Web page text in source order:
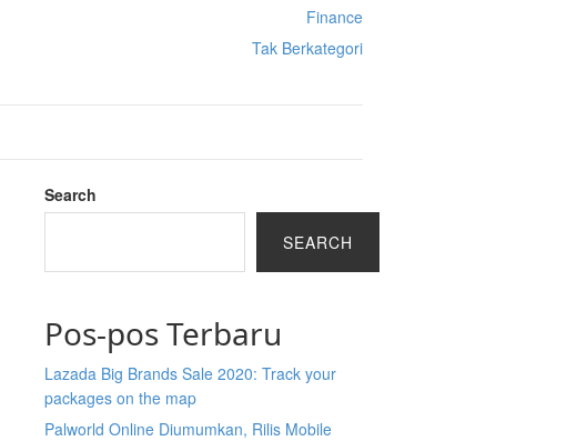
Finance
Tak Berkategori
Search
SEARCH
Pos-pos Terbaru
Lazada Big Brands Sale 2020: Track your
packages on the map
Palworld Online Diumumkan, Rilis Mobile